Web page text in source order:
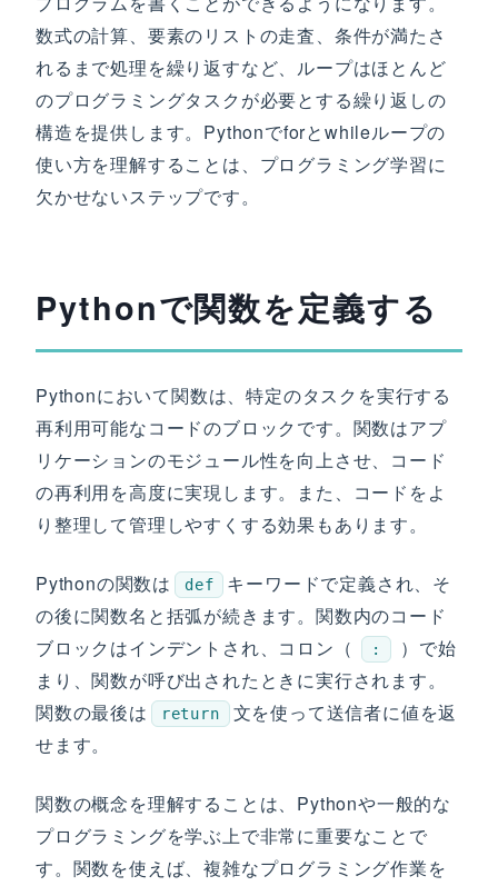
数式の計算、要素のリストの走査、条件が満たさ
れるまで処理を繰り返すなど、ループはほとんど
のプログラミングタスクが必要とする繰り返しの
構造を提供します。Pythonでforとwhileループの
使い方を理解することは、プログラミング学習に
欠かせないステップです。
Pythonで関数を定義する
Pythonにおいて関数は、特定のタスクを実行する
再利用可能なコードのブロックです。関数はアプ
リケーションのモジュール性を向上させ、コード
の再利用を高度に実現します。また、コードをよ
り整理して管理しやすくする効果もあります。
Pythonの関数は def
キーワードで定義され、そ
の後に関数名と括弧が続きます。関数内のコード
ブロックはインデントされ、コロン（
:
）で始
まり、関数が呼び出されたときに実行されます。
関数の最後は
return
文を使って送信者に値を返
せます。
関数の概念を理解することは、Pythonや一般的な
プログラミングを学ぶ上で非常に重要なことで
す。関数を使えば、複雑なプログラミング作業を